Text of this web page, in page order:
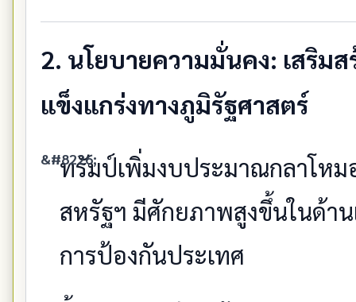
2. นโยบายความมั่นคง: เสริม
แข็งแกร่งทางภูมิรัฐศาสตร์
ทรัมป์เพิ่มงบประมาณกลาโห
สหรัฐฯ มีศักยภาพสูงขึ้นในด้า
การป้องกันประเทศ